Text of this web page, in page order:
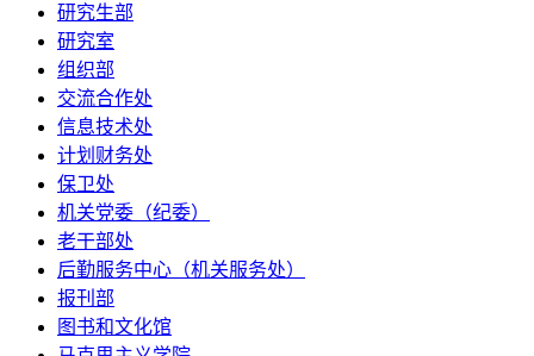
研究生部
研究室
组织部
交流合作处
信息技术处
计划财务处
保卫处
机关党委（纪委）
老干部处
后勤服务中心（机关服务处）
报刊部
图书和文化馆